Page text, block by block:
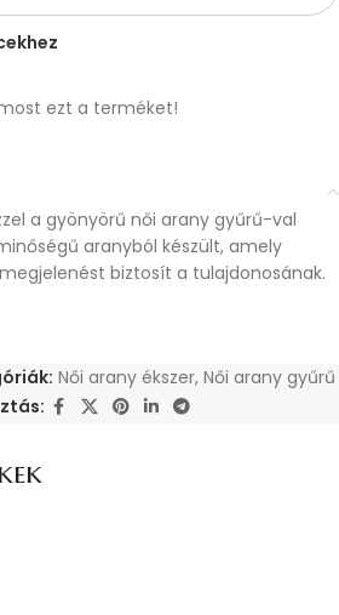
ezt a terméket!
a gyönyörű női arany gyűrű-val
aranyból készült, amely
biztosít a tulajdonosának.
Női arany ékszer, Női arany gyűrű